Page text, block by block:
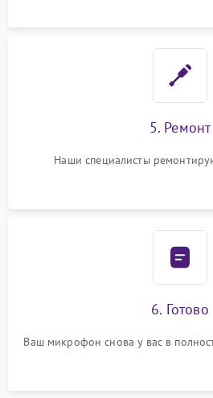
5. Ремонт
Наши специалисты
6. Готово
Ваш микрофон снова у вас в